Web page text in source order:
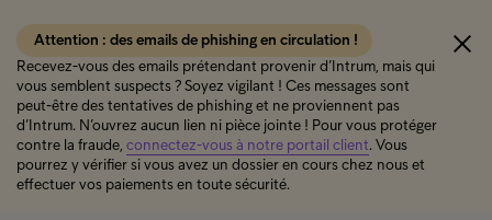
Attention : des emails de phishing en circulation !
Recevez-vous des emails prétendant provenir d’Intrum, mais qui
vous semblent suspects ? Soyez vigilant ! Ces messages sont
peut-être des tentatives de phishing et ne proviennent pas
d’Intrum. N’ouvrez aucun lien ni pièce jointe ! Pour vous protéger
contre la fraude, connectez-vous à notre portail client. Vous
pourrez y vérifier si vous avez un dossier en cours chez nous et
effectuer vos paiements en toute sécurité.